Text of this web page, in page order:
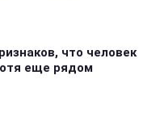
что человек
еще рядом